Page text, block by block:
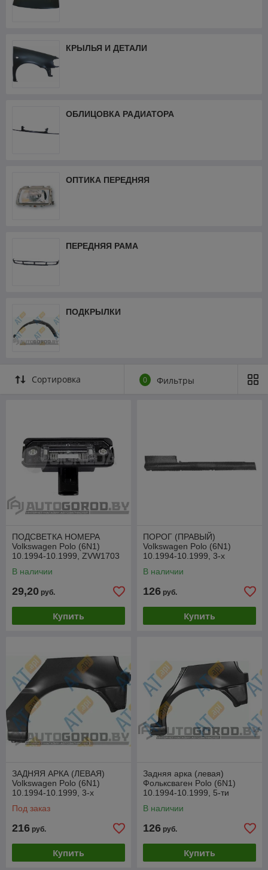
КРЫЛЬЯ И ДЕТАЛИ
ОБЛИЦОВКА РАДИАТОРА
ОПТИКА ПЕРЕДНЯЯ
ПЕРЕДНЯЯ РАМА
ПОДКРЫЛКИ
Сортировка 0 Фильтры
ПОДСВЕТКА НОМЕРА
Volkswagen Polo (6N1)
10.1994-10.1999, ZVW1703
В наличии
29,20 руб.
Купить
ПОРОГ (ПРАВЫЙ)
Volkswagen Polo (6N1)
10.1994-10.1999, 3-х
В наличии
126 руб.
Купить
ЗАДНЯЯ АРКА (ЛЕВАЯ)
Volkswagen Polo (6N1)
10.1994-10.1999, 3-х
Под заказ
216 руб.
Купить
Задняя арка (левая)
Фольксваген Polo (6N1)
10.1994-10.1999, 5-ти
В наличии
126 руб.
Купить